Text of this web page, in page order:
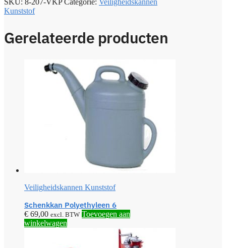
SKU: 8-207-VKP Categorie: Veiligheidskannen
Kunststof
Gerelateerde producten
Veiligheidskannen Kunststof
Schenkkan Polyethyleen 6
€ 69,00 excl. BTW Toevoegen aan
winkelwagen